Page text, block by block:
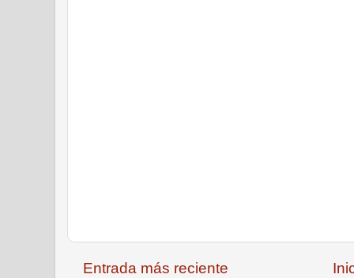
Entrada más reciente